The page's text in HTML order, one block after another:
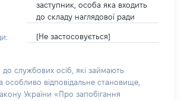
заступник, особа яка входить
до складу наглядової ради
[Не застосовується]
службових осіб, які займають
особливо відповідальне становище,
України «Про запобігання